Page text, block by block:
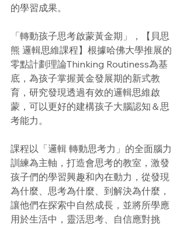
的學習成果。
「轉動孩子思考啟蒙黃金期」，【貝思
熊 邏輯思維課程】根據哈佛大學推展的
零點計劃理論Thinking Routiness為基
底，為孩子掌握黃金發展期的新式教
育，研究發現透過有效的邏輯思維啟
蒙，可以更好的建構孩子大腦認知＆思
考能力。
課程以「邏輯 轉動思考力」的全面腦力
訓練為主軸，打造會思考的教室，激發
孩子們的學習興趣和內在動力，從發現
為什麼、思考為什麼、到解決為什麼，
讓他們在探索中自然成長，並將所學應
用於生活中，靈活思考、自信應對挑